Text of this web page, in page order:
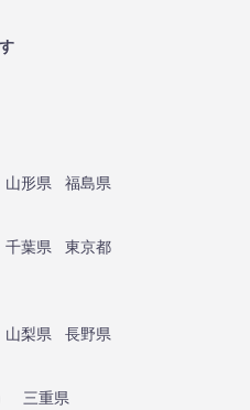
山形県
福島県
千葉県
東京都
山梨県
長野県
三重県